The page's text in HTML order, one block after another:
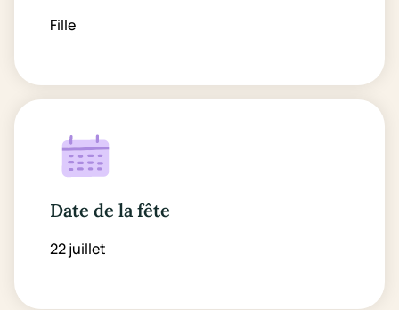
Fille
Date de la fête
22 juillet